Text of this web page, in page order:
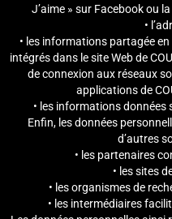
J’aime » sur Facebook ou
•
• les informations partagée
intégrés dans le site Web de
de connexion aux réseaux
applications de
• les informations données
Enfin, les données
d’autres
• les partenaires
• les sites
• les organismes de
• les intermédiaires